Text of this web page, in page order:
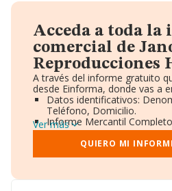
Acceda a toda
comercial de
Reproducciones
A través del informe gratuito
desde Einforma, donde vas a
Datos identificativos:
Teléfono, Domicilio.
Informe Mercantil
Gráficos de Evolución
Consejo de Administración
Directivos y Ejecutivos.
Ver más
QUIERO MI